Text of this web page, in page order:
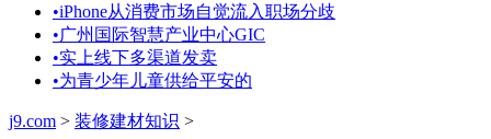
•iPhone从消费市场自觉流入职场分歧
•广州国际智慧产业中心GIC
•实上线下多渠道发卖
•为青少年儿童供给平安的
j9.com > 装修建材知识 >